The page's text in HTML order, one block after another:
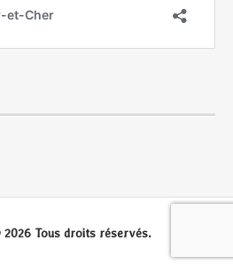
Tous droits réservés.